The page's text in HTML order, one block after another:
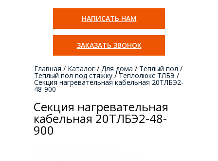
НАПИСАТЬ НАМ
ЗАКАЗАТЬ ЗВОНОК
Главная / Каталог / Для дома / Теплый пол /
Теплый пол под стяжку / Теплолюкс ТЛБЭ /
Секция нагревательная кабельная 20ТЛБЭ2-
48-900
Секция нагревательная
кабельная 20ТЛБЭ2-48-
900